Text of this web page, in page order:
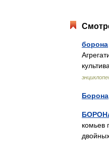
борона
Борона
комьев